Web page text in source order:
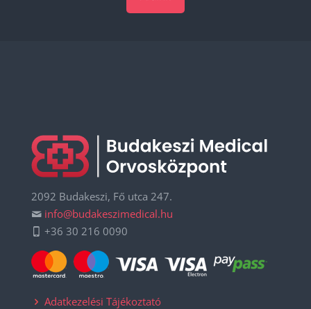
2092 Budakeszi, Fő utca 247.
info@budakeszimedical.hu
+36 30 216 0090
Adatkezelési Tájékoztató